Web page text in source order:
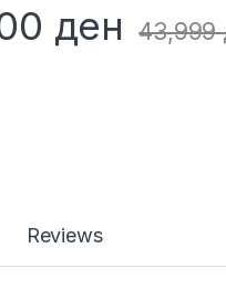
ден 43,999
Reviews